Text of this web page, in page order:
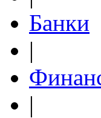
Банки
|
|